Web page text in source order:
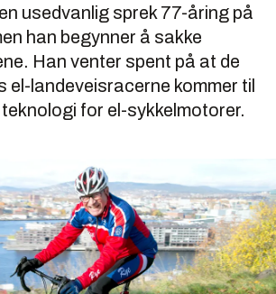
usedvanlig sprek 77-åring på
han begynner å sakke
Han venter spent på at de
el-landeveisracerne kommer til
for el-sykkelmotorer.